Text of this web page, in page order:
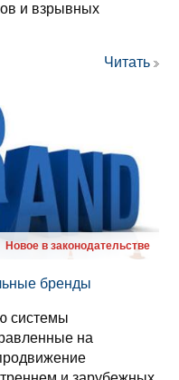
и взрывных
Читать
Новое в законодательстве
брен­ды
системы
на